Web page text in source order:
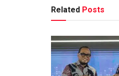
Related Posts